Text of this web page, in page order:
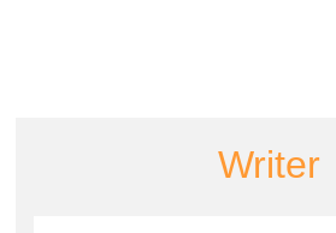
Writer